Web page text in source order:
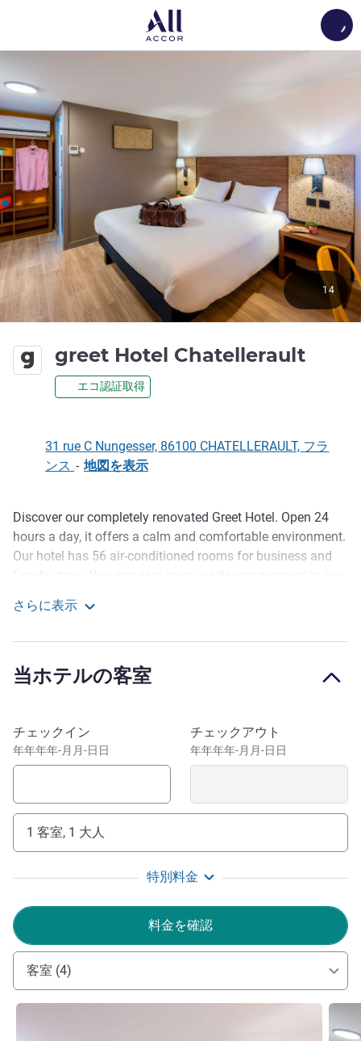
greet Hotel Chatellerault
エコ認証取得
14
31 rue C Nungesser, 86100 CHATELLERAULT, フラ
ンス - 地図を表示
説明
Discover our completely renovated Greet Hotel. Open 24
hours a day, it offers a calm and comfortable environment.
Our hotel has 56 air-conditioned rooms for business and
bar. For lunch and dinner (7 days a week), our restaurant
serves homemade jars and desserts. In the morning, a
Based in Châtellerault, a few miles from Futuroscope, our
town has a rich and varied heritage. Discover architectural
Maison Descartes.
Our team is so excited to greet you with a smile to our
Julie SANTANA ホテル経営
さらに表示
当ホテルの客室
このホテルを予約
チェックイン
年年年年-月月-日日
チェックアウト
年年年年-月月-日日
1 客室, 1 大人
特別料金
料金を確認
客室 (4)
詳細を表示 詳細